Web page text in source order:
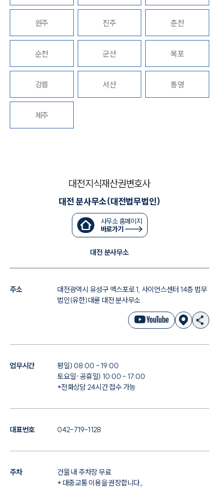
언론보도
공지사항
법률 블로그
법률서식
세미나
대륜법률상담예약
원주 진주 춘천
순천 군산 목포
강릉 서산 통영
제주
대전지식재산권변호사
대전 분사무소(대전법무법인)
사무소 홈페이지
바로가기
대전 분사무소
주소
대전광역시 유성구 엑스포로 1, 사이언스센터 14층 법무
법인(유한)대륜 대전 분사무소
업무시간
평일) 08:00 - 19:00
토요일·공휴일) 10:00 - 17:00
*전화상담 24시간 접수 가능
대표번호 042-719-1128
주차
건물 내 주차장 무료
* 대중교통 이용을 권장합니다。